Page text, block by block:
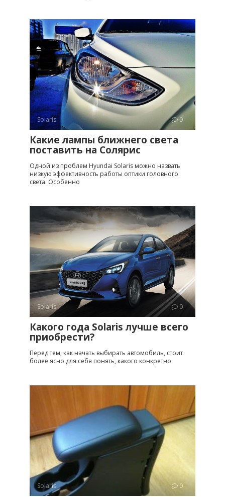
Solaris 0
Какие лампы ближнего света
поставить на Солярис
Одной из проблем Hyundai Solaris можно назвать
низкую эффективность работы оптики головного
света. Особенно
Solaris 0
Какого года Solaris лучше всего
приобрести?
Перед тем, как начать выбирать автомобиль, стоит
более ясно для себя понять, какого конкретно
Solaris 0